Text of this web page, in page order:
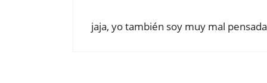
jaja, yo también soy muy mal